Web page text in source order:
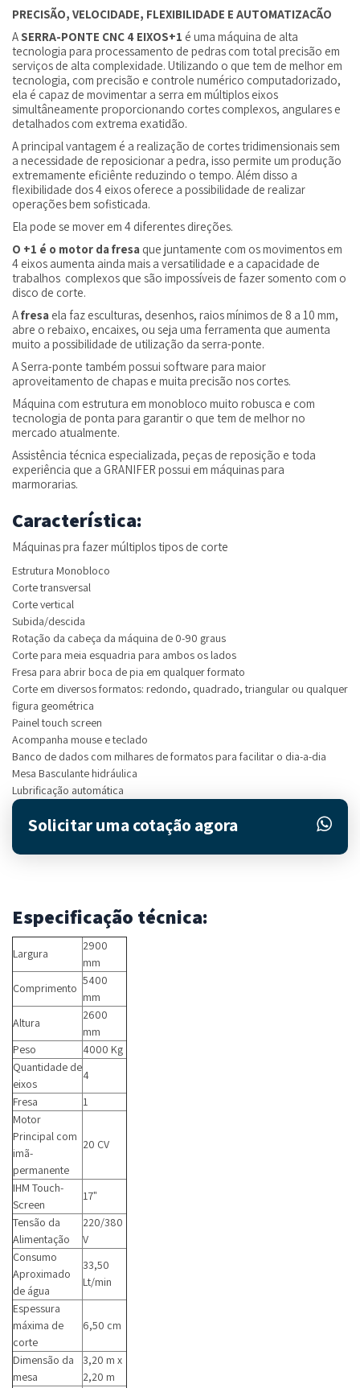
MENU
Home
Sobre
Produtos
Distribuidores
Contato
Máquinas
Loja
Virtual
PRECISÃO, VELOCIDADE, FLEXIBILIDADE E AUTOMATIZAÇÃO
ASERRA-PONTE CNC 4 EIXOS+1 é uma máquina de alta
tecnologia para processamento de pedras com total precisão em
serviços de alta complexidade. Utilizando o que tem de melhor em
tecnologia, com precisão e controle numérico computadorizado,
ela é capaz de movimentar a serra em múltiplos eixos
simultâneamente proporcionando cortes complexos, angulares e
detalhados com extrema exatidão.
A principal vantagem é a realização de cortes tridimensionais sem
a necessidade de reposicionar a pedra, isso permite um produção
extremamente eficiênte reduzindo o tempo. Além disso a
flexibilidade dos 4 eixos oferece a possibilidade de realizar
operações bem sofisticada.
Ela pode se mover em 4 diferentes direções.
O +1 é o motor da fresa que juntamente com os movimentos em
4 eixos aumenta ainda mais a versatilidade e a capacidade de
trabalhos complexos que são impossíveis de fazer somento com o
disco de corte.
Afresa ela faz esculturas, desenhos, raios mínimos de 8 a 10 mm,
abre o rebaixo, encaixes, ou seja uma ferramenta que aumenta
muito a possibilidade de utilização da serra-ponte.
A Serra-ponte também possui software para maior
aproveitamento de chapas e muita precisão nos cortes.
Máquina com estrutura em monobloco muito robusca e com
tecnologia de ponta para garantir o que tem de melhor no
mercado atualmente.
Assistência técnica especializada, peças de reposição e toda
experiência que a GRANIFER possui em máquinas para
marmorarias.
Característica:
Máquinas pra fazer múltiplos tipos de corte
Estrutura Monobloco
Corte transversal
Corte vertical
Subida/descida
Rotação da cabeça da máquina de 0-90 graus
Corte para meia esquadria para ambos os lados
Fresa para abrir boca de pia em qualquer formato
Corte em diversos formatos: redondo, quadrado, triangular ou qualquer
figura geométrica
Painel touch screen
Acompanha mouse e teclado
Banco de dados com milhares de formatos para facilitar o dia-a-dia
Mesa Basculante hidráulica
Lubrificação automática
Solicitar uma cotação agora
Especificação técnica:
Largura
2900
mm
Comprimento
5400
mm
Altura
2600
mm
Peso
4000 Kg
Quantidade de
eixos
4
Fresa
1
Motor
Principal com
imã-
permanente
20 CV
IHM Touch-
Screen
17"
Tensão da
Alimentação
220/380
V
Consumo
Aproximado
de água
33,50
Lt/min
Espessura
máxima de
corte
6,50 cm
Dimensão da
mesa
3,20 m x
2,20 m